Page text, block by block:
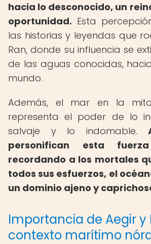
hacia lo desconocido, un
oportunidad. Esta
las historias y leyendas que
Ran, donde su influencia se
de las aguas conocidas,
mundo.
Además, el mar en la
representa el poder de lo
salvaje y lo indomable.
personifican esta
recordando a los mortales
todos sus esfuerzos, el
un dominio ajeno y
Importancia de Aegir y
contexto marítimo